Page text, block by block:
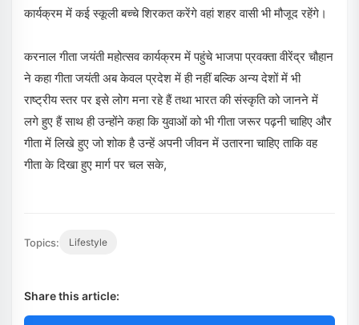
कार्यक्रम में कई स्कूली बच्चे शिरकत करेंगे वहां शहर वासी भी मौजूद रहेंगे।
करनाल गीता जयंती महोत्सव कार्यक्रम में पहुंचे भाजपा प्रवक्ता वीरेंद्र चौहान
ने कहा गीता जयंती अब केवल प्रदेश में ही नहीं बल्कि अन्य देशों में भी
राष्ट्रीय स्तर पर इसे लोग मना रहे हैं तथा भारत की संस्कृति को जानने में
लगे हुए हैं साथ ही उन्होंने कहा कि युवाओं को भी गीता जरूर पढ़नी चाहिए और
गीता में लिखे हुए जो शोक है उन्हें अपनी जीवन में उतारना चाहिए ताकि वह
गीता के दिखा हुए मार्ग पर चल सके,
Topics: Lifestyle
Share this article: